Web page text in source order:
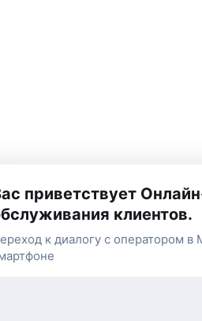
приветствует
клиентов.
к диалогу с оператором в